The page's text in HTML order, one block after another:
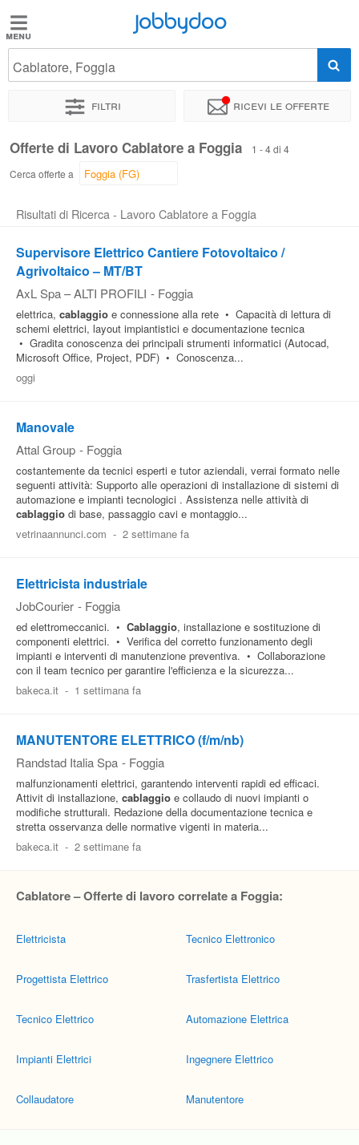
Jobbydoo
Offerte
Stipendi
Elenco
professioni
Blog
Pubblica
Area
Aziende
Jobbydoo
Cablatore, Foggia
Filtri Ricevi le offerte
Offerte di Lavoro Cablatore a Foggia
1 - 4 di 4
Cerca offerte a
Risultati di Ricerca - Lavoro Cablatore a Foggia
Supervisore Elettrico Cantiere Fotovoltaico /
Agrivoltaico – MT/BT
AxL Spa – ALTI PROFILI - Foggia
elettrica, cablaggio e connessione alla rete • Capacità di lettura di
schemi elettrici, layout impiantistici e documentazione tecnica
• Gradita conoscenza dei principali strumenti informatici (Autocad,
Microsoft Office, Project, PDF) • Conoscenza...
oggi
Manovale
Attal Group - Foggia
costantemente da tecnici esperti e tutor aziendali, verrai formato nelle
seguenti attività: Supporto alle operazioni di installazione di sistemi di
automazione e impianti tecnologici . Assistenza nelle attività di
cablaggio di base, passaggio cavi e montaggio...
vetrinaannunci.com - 2 settimane fa
Elettricista industriale
JobCourier - Foggia
ed elettromeccanici. • Cablaggio, installazione e sostituzione di
componenti elettrici. • Verifica del corretto funzionamento degli
impianti e interventi di manutenzione preventiva. • Collaborazione
con il team tecnico per garantire l'efficienza e la sicurezza...
bakeca.it - 1 settimana fa
MANUTENTORE ELETTRICO (f/m/nb)
Randstad Italia Spa - Foggia
malfunzionamenti elettrici, garantendo interventi rapidi ed efficaci.
Attivit di installazione, cablaggio e collaudo di nuovi impianti o
modifiche strutturali. Redazione della documentazione tecnica e
stretta osservanza delle normative vigenti in materia...
bakeca.it - 2 settimane fa
Cablatore – Offerte di lavoro correlate a Foggia:
Elettricista
Progettista Elettrico
Tecnico Elettrico
Impianti Elettrici
Collaudatore
Tecnico Elettronico
Trasfertista Elettrico
Automazione Elettrica
Ingegnere Elettrico
Manutentore